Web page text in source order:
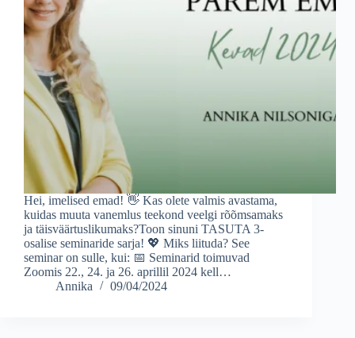
Hei, imelised emad! 👋 Kas olete valmis avastama,
kuidas muuta vanemlus teekond veelgi rõõmsamaks
ja täisväärtuslikumaks?Toon sinuni TASUTA 3-
osalise seminaride sarja! 💖 Miks liituda? See
seminar on sulle, kui: 📅 Seminarid toimuvad
Zoomis 22., 24. ja 26. aprillil 2024 kell…
Annika
09/04/2024